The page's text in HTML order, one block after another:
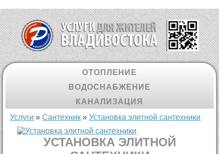
ОТОПЛЕНИЕ
ВОДОСНАБЖЕНИЕ
КАНАЛИЗАЦИЯ
Вы здесь
Услуги » Cантехник » Установка элитной сантехники
УСТАНОВКА ЭЛИТНОЙ